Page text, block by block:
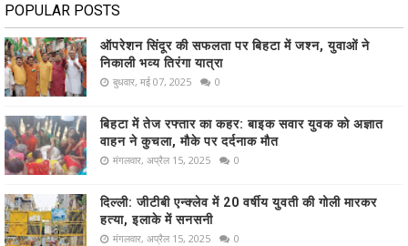
POPULAR POSTS
ऑपरेशन सिंदूर की सफलता पर बिहटा में जश्न, युवाओं ने
निकाली भव्य तिरंगा यात्रा
बुधवार, मई 07, 2025 0
बिहटा में तेज रफ्तार का कहर: बाइक सवार युवक को अज्ञात
वाहन ने कुचला, मौके पर दर्दनाक मौत
मंगलवार, अप्रैल 15, 2025 0
दिल्ली: जीटीबी एन्क्लेव में 20 वर्षीय युवती की गोली मारकर
हत्या, इलाके में सनसनी
मंगलवार, अप्रैल 15, 2025 0